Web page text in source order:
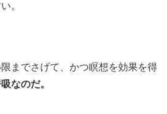
。
までさげて、かつ瞑想を効果を得
なのだ。